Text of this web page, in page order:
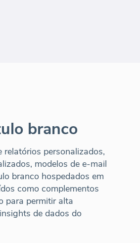
branco
personalizados,
modelos de e-mail
branco hospedados em
como complementos
para permitir alta
de dados do